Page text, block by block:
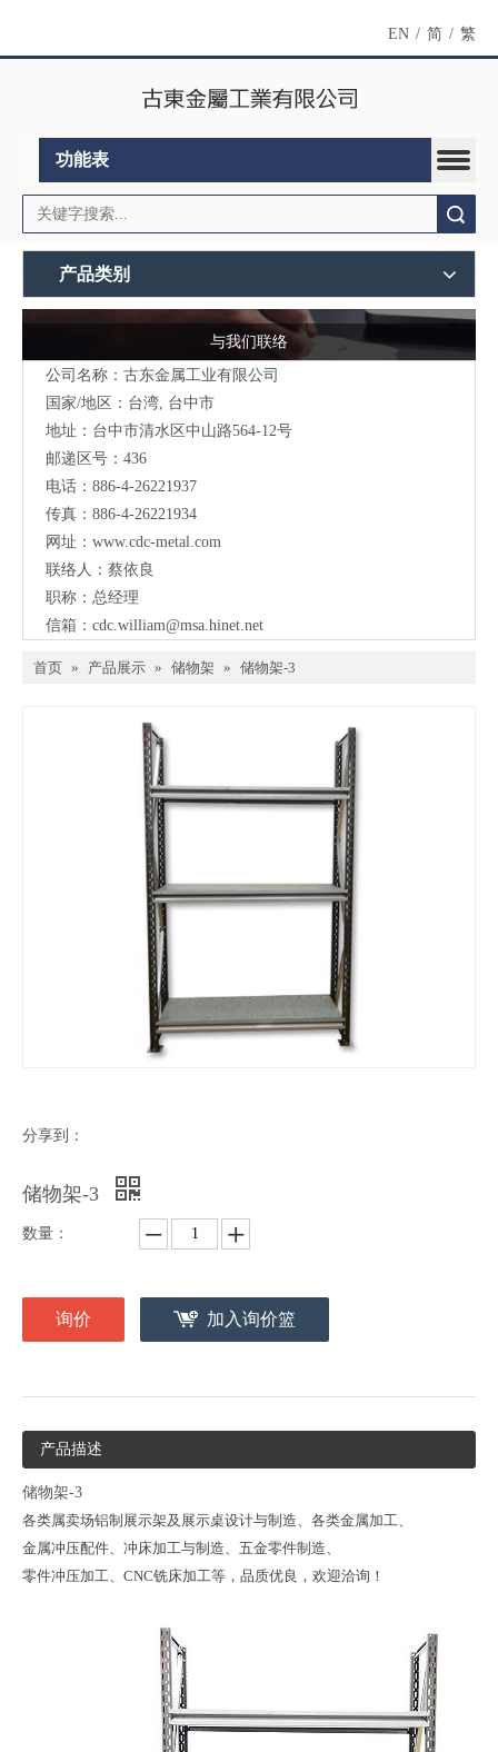
EN / 简 / 繁
功能表
产品类别
与我们联络
公司名称：古东金属工业有限公司
国家/地区：台湾, 台中市
地址：台中市清水区中山路564-12号
邮递区号：436
电话：886-4-26221937
传真：886-4-26221934
网址： www.cdc-metal.com
联络人：蔡依良
职称：总经理
信箱： cdc.william@msa.hinet.net
首页 » 产品展示 » 储物架 » 储物架-3
分享到：
储物架-3
数量：
询价 加入询价篮
产品描述
储物架-3
各类属卖场铝制展示架及展示桌设计与制造、各类金属加工、
金属冲压配件、冲床加工与制造、五金零件制造、
零件冲压加工、CNC铣床加工等，品质优良，欢迎洽询！